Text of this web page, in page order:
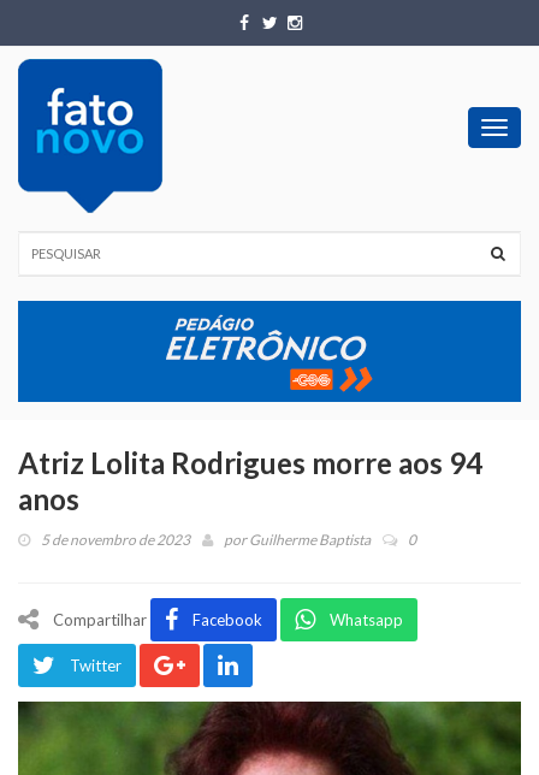
Atriz Lolita Rodrigues morre aos 94
anos
5 de novembro de 2023 porGuilherme Baptista 0
Compartilhar Facebook Whatsapp
Twitter